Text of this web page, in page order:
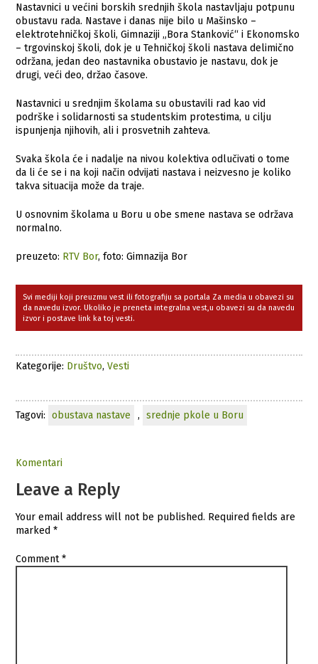
Nastavnici u većini borskih srednjih škola nastavljaju potpunu
obustavu rada. Nastave i danas nije bilo u Mašinsko –
elektrotehničkoj školi, Gimnaziji „Bora Stanković“ i Ekonomsko
– trgovinskoj školi, dok je u Tehničkoj školi nastava delimično
održana, jedan deo nastavnika obustavio je nastavu, dok je
drugi, veći deo, držao časove.
Nastavnici u srednjim školama su obustavili rad kao vid
podrške i solidarnosti sa studentskim protestima, u cilju
ispunjenja njihovih, ali i prosvetnih zahteva.
Svaka škola će i nadalje na nivou kolektiva odlučivati o tome
da li će se i na koji način odvijati nastava i neizvesno je koliko
takva situacija može da traje.
U osnovnim školama u Boru u obe smene nastava se održava
normalno.
preuzeto: RTV Bor, foto: Gimnazija Bor
Svi mediji koji preuzmu vest ili fotografiju sa portala Za media u obavezi su
da navedu izvor. Ukoliko je preneta integralna vest,u obavezi su da navedu
izvor i postave link ka toj vesti.
Kategorije: Društvo,Vesti
Tagovi: obustava nastave , srednje pkole u Boru
Komentari
Leave a Reply
Your email address will not be published. Required fields are
marked*
Comment*